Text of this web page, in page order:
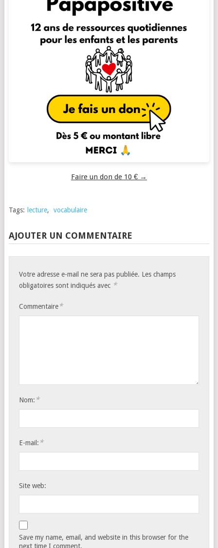
Faire un don de 10 € →
Tags: lecture, vocabulaire
AJOUTER UN COMMENTAIRE
Votre adresse e-mail ne sera pas publiée. Les champs
obligatoires sont indiqués avec *
Commentaire*
Nom: *
E-mail: *
Site web:
Save my name, email, and website in this browser for the
next time I comment.